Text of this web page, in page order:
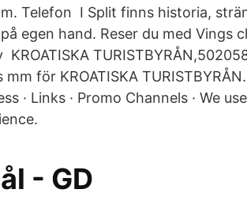
Telefon I Split finns historia,
egen hand. Reser du med Vings
för KROATISKA
· Links · Promo Channels · We
- GD